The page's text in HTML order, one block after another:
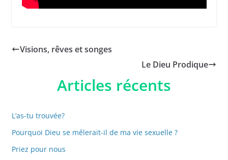
Visions, rêves et songes
Le Dieu Prodique
Articles récents
L’as-tu trouvée?
Pourquoi Dieu se mêlerait-il de ma vie sexuelle ?
Priez pour nous